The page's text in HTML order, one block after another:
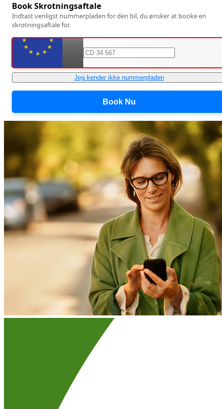
Book Skrotningsaftale
Indtast venligst nummerpladen for den bil, du ønsker at booke en
skrotningsaftale for.
Jeg kender ikke nummerpladen
Book Nu